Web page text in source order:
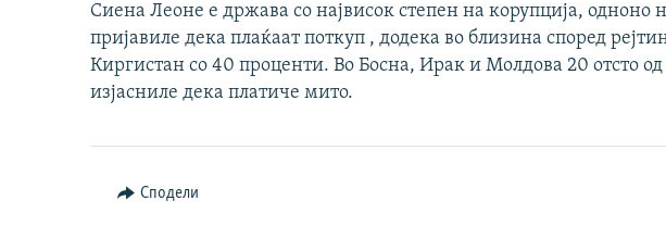
Сиена Леоне е држава со највисок степен на корупција, одноно
пријавиле дека плаќаат поткуп , додека во близина според
Киргистан со 40 проценти. Во Босна, Ирак и Молдова 20 отсто
изјасниле дека платиче мито.
Сподели